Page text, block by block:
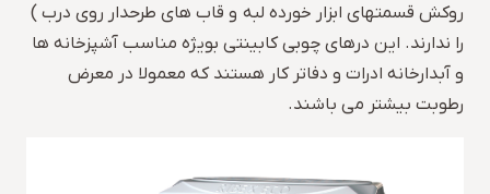
روکش قسمتهای ابزار خورده لبه و قاب های طرحدار روی درب )
را ندارند. این درهای چوبی کابینتی بویژه مناسب آشپزخانه ها
و آبدارخانه ادرات و دفاتر کار هستند که معمولا در معرض
رطوبت بیشتر می باشند.